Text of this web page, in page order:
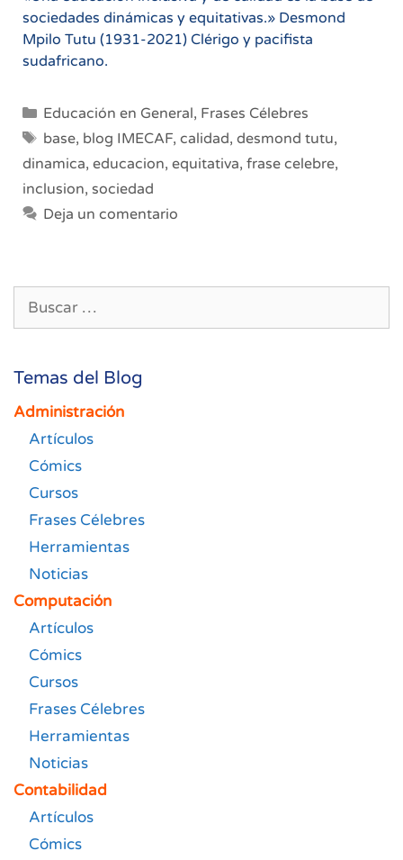
sociedades dinámicas y equitativas.» Desmond
Mpilo Tutu (1931-2021) Clérigo y pacifista
sudafricano.
Categorías
Educación en General, Frases Célebres
Etiquetas
base, blog IMECAF, calidad, desmond tutu,
dinamica, educacion, equitativa, frase celebre,
inclusion, sociedad
Deja un comentario
Temas del Blog
Administración
Artículos
Cómics
Cursos
Frases Célebres
Herramientas
Noticias
Computación
Artículos
Cómics
Cursos
Frases Célebres
Herramientas
Noticias
Contabilidad
Artículos
Cómics